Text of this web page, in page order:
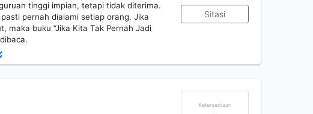
tinggi impian, tetapi tidak diterima.
pernah dialami setiap orang. Jika
maka buku “Jika Kita Tak Pernah Jadi
Sitasi
Ketersediaan